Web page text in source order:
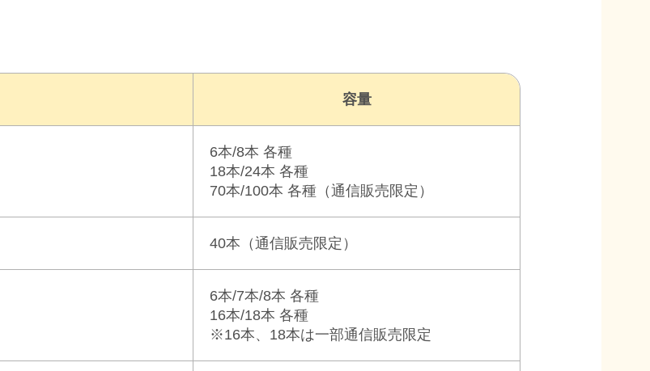
容量
6本/8本 各種
18本/24本 各種
70本/100本 各種 （通信販売限定）
40本 （通信販売限定）
6本/7本/8本 各種
16本/18本 各種
※16本、18本は一部通信販売限定